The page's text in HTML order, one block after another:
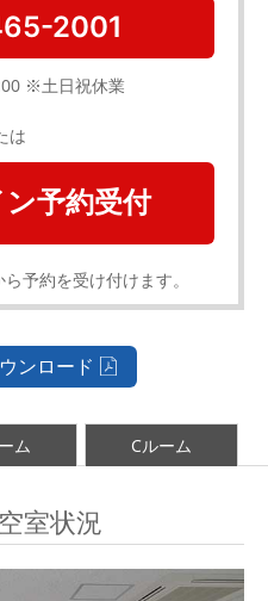
2001
※土日祝休業
は
予約受付
予約を受け付けます。
ンロード
ム Cルーム
室状況